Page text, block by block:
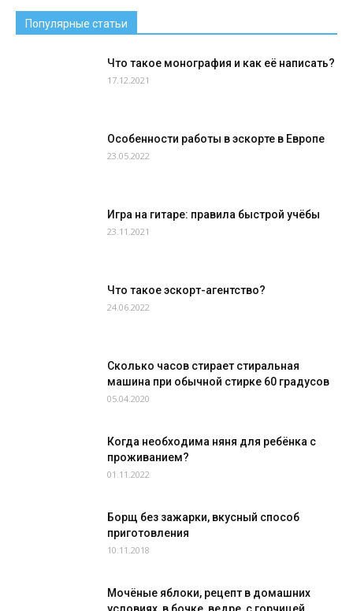
Популярные статьи
Что такое монография и как её написать?
17.12.2021
Особенности работы в эскорте в Европе
23.05.2022
Игра на гитаре: правила быстрой учёбы
23.11.2021
Что такое эскорт-агентство?
24.06.2022
Сколько часов стирает стиральная
машина при обычной стирке 60 градусов
05.04.2020
Когда необходима няня для ребёнка с
проживанием?
01.11.2022
Борщ без зажарки, вкусный способ
приготовления
10.11.2018
Мочёные яблоки, рецепт в домашних
условиях, в бочке, ведре, с горчицей...